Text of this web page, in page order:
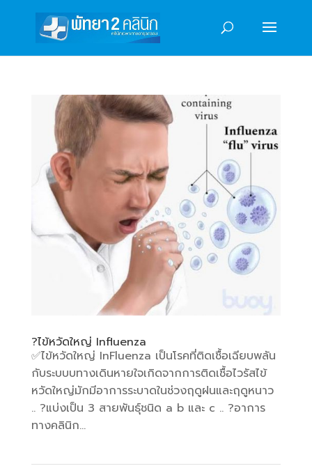
?ไข้หวัดใหญ่ Influenza
✅️ไข้หวัดใหญ่ InFluenza เป็นโรคที่ติดเชื้อเฉียบพลัน
กับระบบบทางเดินหายใจเกิดจากการติดเชื้อไวรัสไข้
หวัดใหญ่มักมีอาการระบาดในช่วงฤดูฝนและฤดูหนาว
.. ?แบ่งเป็น 3 สายพันธุ์ชนิด a b และ c .. ?อาการ
ทางคลินิก...